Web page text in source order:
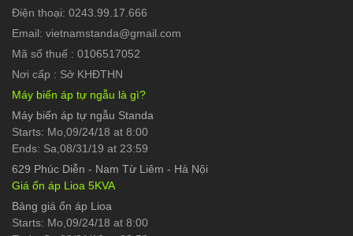
Điện thoại: 0243.99.17.666
Email: vietnamstanda@gmail.com
Mã số thuế : 0106517052
Nơi cấp : Sở KHĐTHN
Máy biến áp tự ngẫu là gì?
Máy biến áp tự ngẫu Standa
Starts: Mo,09/24/18 at 8:00
Ends: Sa,08/31/19 at 23:59
629 Phúc Diễn - Nam Từ Liêm - Hà Nội
Giá ổn áp Lioa 5KVA
Bảng giá ổn áp Lioa
Starts: Mo,09/24/18 at 8:00